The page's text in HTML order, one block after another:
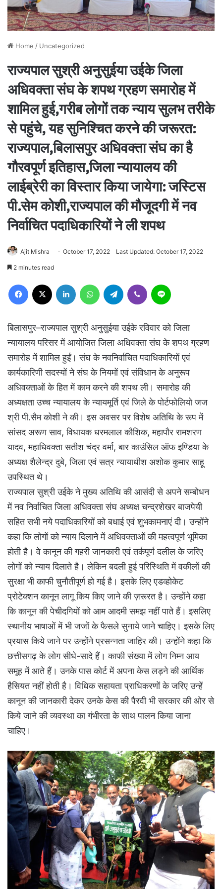
Home / Uncategorized
राज्यपाल सुश्री अनुसुईया उईके जिला
अधिवक्ता संघ के शपथ ग्रहण समारोह में
शामिल हुई,गरीब लोगों तक न्याय सुलभ तरीके
से पहुंचे, यह सुनिश्चित करने की जरूरत:
राज्यपाल,बिलासपुर अधिवक्ता संघ का है
गौरवपूर्ण इतिहास,जिला न्यायालय की
लाईब्रेरी का विस्तार किया जायेगा: जस्टिस
पी.सेम कोशी,राज्यपाल की मौजूदगी में नव
निर्वाचित पदाधिकारियों ने ली शपथ
Ajit Mishra October 17, 2022 Last Updated: October 17, 2022
2 minutes read
Facebook LinkedIn WhatsAppTelegram Viber
बिलासपुर–राज्यपाल सुश्री अनुसुईया उईके रविवार को जिला
न्यायालय परिसर में आयोजित जिला अधिवक्ता संघ के शपथ ग्रहण
समारोह में शामिल हुईं। संघ के नवनिर्वाचित पदाधिकारियों एवं
कार्यकारिणी सदस्यों ने संघ के नियमों एवं संविधान के अनुरूप
अधिवक्ताओं के हित में काम करने की शपथ ली। समारोह की
अध्यक्षता उच्च न्यायालय के न्यायमूर्ति एवं जिले के पोर्टफोलियो जज
श्री पी.सैम कोशी ने की। इस अवसर पर विशेष अतिथि के रूप में
सांसद अरूण साव, विधायक धरमलाल कौशिक, महापौर रामशरण
यादव, महाधिवक्ता सतीश चंद्र वर्मा, बार काउंसिल ऑफ इण्डिया के
अध्यक्ष शैलेन्द्र दुबे, जिला एवं सत्र न्यायाधीश अशोक कुमार साहू
उपस्थित थे।
राज्यपाल सुश्री उईके ने मुख्य अतिथि की आसंदी से अपने सम्बोधन
में नव निर्वाचित जिला अधिवक्ता संघ अध्यक्ष चन्द्रशेखर बाजपेयी
सहित सभी नये पदाधिकारियों को बधाई एवं शुभकामनाएं दी। उन्होंने
कहा कि लोगों को न्याय दिलाने में अधिवक्ताओं की महत्वपूर्ण भूमिका
होती है। वे कानून की गहरी जानकारी एवं तर्कपूर्ण दलील के जरिए
लोगों को न्याय दिलाते है। लेकिन बदली हुई परिस्थिति में वकीलों की
सुरक्षा भी काफी चुनौतीपूर्ण हो गई है। इसके लिए एडव्होकेट
प्रोटेक्शन कानून लागू किय किए जाने की ज़रूरत है। उन्होंने कहा
कि कानून की पेचीदगियों को आम आदमी समझ नहीं पाते हैं। इसलिए
स्थानीय भाषाओं में भी जजों के फैसले सुनाये जाने चाहिए। इसके लिए
प्रयास किये जाने पर उन्होंने प्रसन्नता जाहिर की। उन्होंने कहा कि
छत्तीसगढ़ के लोग सीधे-सादे हैं। काफी संख्या में लोग निम्न आय
समूह में आते हैं। उनके पास कोर्ट में अपना केस लड़ने की आर्थिक
हैसियत नहीं होती है। विधिक सहायता प्राधिकरणों के जरिए उन्हें
कानून की जानकारी देकर उनके केस की पैरवी भी सरकार की ओर से
किये जाने की व्यवस्था का गंभीरता के साथ पालन किया जाना
चाहिए।